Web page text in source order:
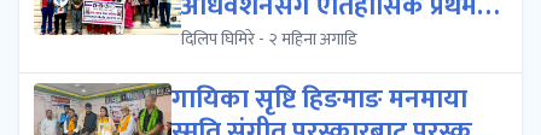
स्याङ्जा पर्...
दिलिप घिमिरे - २ महिना अगाडि
गायिका सृष्टि हिङमाङ मनमाया